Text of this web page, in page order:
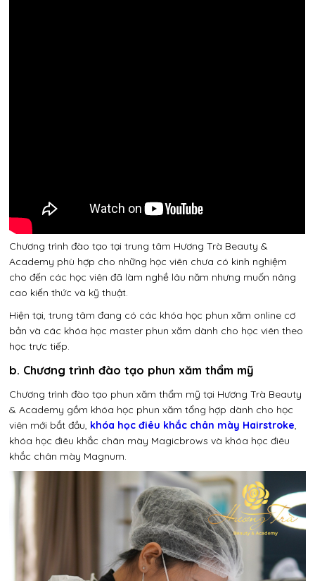
Chương trình đào tạo tại trung tâm Hương Trà Beauty &
Academy phù hợp cho những học viên chưa có kinh nghiệm
cho đến các học viên đã làm nghề lâu năm nhưng muốn nâng
cao kiến thức và kỹ thuật.
Hiện tại, trung tâm đang có các khóa học phun xăm online cơ
bản và các khóa học master phun xăm dành cho học viên theo
học trực tiếp.
b. Chương trình đào tạo phun xăm thẩm mỹ
Chương trình đào tạo phun xăm thẩm mỹ tại Hương Trà Beauty
& Academy gồm khóa học phun xăm tổng hợp dành cho học
viên mới bắt đầu, khóa học điêu khắc chân mày Hairstroke,
khóa học điêu khắc chân mày Magicbrows và khóa học điêu
khắc chân mày Magnum.